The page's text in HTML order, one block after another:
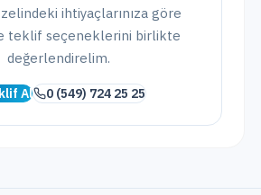
ihtiyaçlarınıza göre
teklif seçeneklerini birlikte
değerlendirelim.
Al 0 (549) 724 25 25